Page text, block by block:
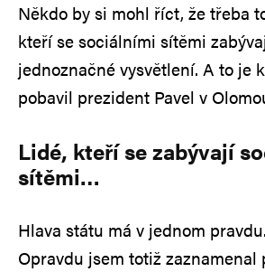
Někdo by si mohl říct, že třeba
kteří se sociálními sítěmi
jednoznačné vysvětlení. A to je
pobavil prezident Pavel v
Lidé, kteří se zabývají
sítěmi…
Hlava státu má v jednom
Opravdu jsem totiž zaznamenal